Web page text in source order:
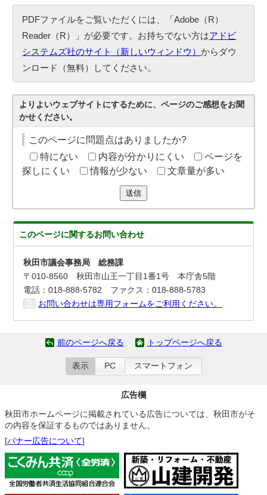
PDFファイルをご覧いただくには、「Adobe（R）
Reader（R）」が必要です。お持ちでない方はアドビ
システムズ社のサイト（新しいウィンドウ）からダウ
ンロード（無料）してください。
よりよいウェブサイトにするために、ページのご感想をお聞
かせください。
このページに問題点はありましたか?
特にない
内容が分かりにくい
ページを
探しにくい
情報が少ない 文章量が多い
送信
このページに関するお問い合わせ
秋田市議会事務局 総務課
〒010-8560 秋田市山王一丁目1番1号 本庁舎5階
電話：018-888-5782 ファクス：018-888-5783
お問い合わせは専用フォームをご利用ください。
前のページへ戻る トップページへ戻る
表示 PC スマートフォン
広告欄
秋田市ホームページに掲載されている広告については、秋田市がそ
の内容を保証するものではありません。
[バナー広告について]